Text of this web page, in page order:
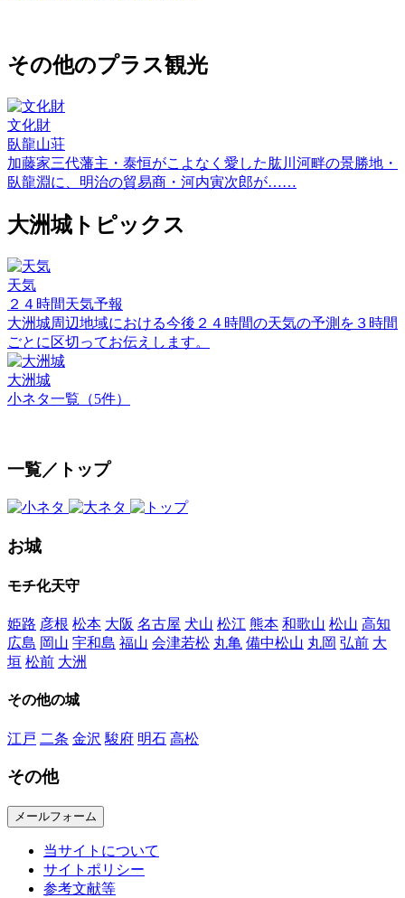
その他のプラス観光
文化財
臥龍山荘
加藤家三代藩主・泰恒がこよなく愛した肱川河畔の景勝地・
臥龍淵に、明治の貿易商・河内寅次郎が……
大洲城トピックス
天気
２４時間天気予報
大洲城周辺地域における今後２４時間の天気の予測を３時間
ごとに区切ってお伝えします。
大洲城
小ネタ一覧（5件）
一覧／トップ
お城
モチ化天守
姫路 彦根 松本 大阪 名古屋 犬山 松江 熊本 和歌山 松山 高知
広島 岡山 宇和島 福山 会津若松 丸亀 備中松山 丸岡 弘前 大
垣 松前 大洲
その他の城
江戸 二条 金沢 駿府 明石 高松
その他
メールフォーム
当サイトについて
サイトポリシー
参考文献等